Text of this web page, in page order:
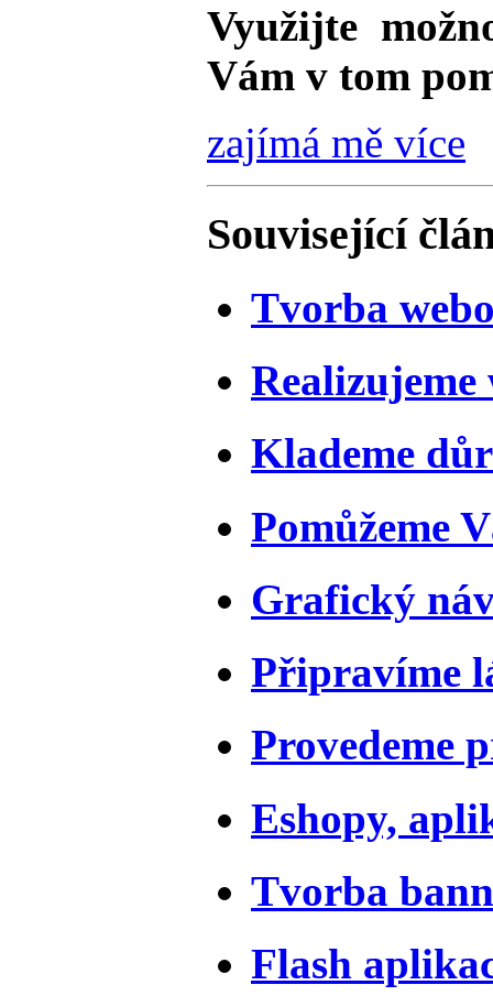
Využijte
Vám v tom
zajímá mě více
Související
Tvorba
Realizujeme
Klademe
Pomůžeme
Grafický
Připravíme
Provedeme
Eshopy,
Tvorba
Flash